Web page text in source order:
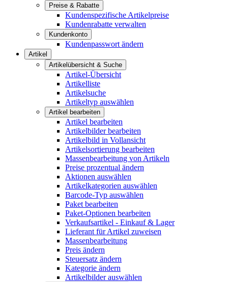
Preise & Rabatte
Kundenspezifische Artikelpreise
Kundenrabatte verwalten
Kundenkonto
Kundenpasswort ändern
Artikel
Artikelübersicht & Suche
Artikel-Übersicht
Artikelliste
Artikelsuche
Artikeltyp auswählen
Artikel bearbeiten
Artikel bearbeiten
Artikelbilder bearbeiten
Artikelbild in Vollansicht
Artikelsortierung bearbeiten
Massenbearbeitung von Artikeln
Preise prozentual ändern
Aktionen auswählen
Artikelkategorien auswählen
Barcode-Typ auswählen
Paket bearbeiten
Paket-Optionen bearbeiten
Verkaufsartikel - Einkauf & Lager
Lieferant für Artikel zuweisen
Massenbearbeitung
Preis ändern
Steuersatz ändern
Kategorie ändern
Artikelbilder auswählen